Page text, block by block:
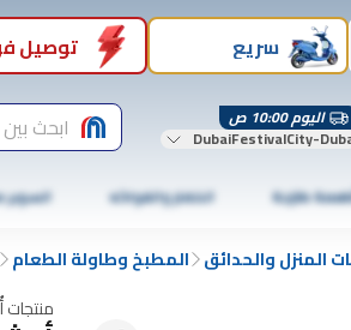
سريع توصيل
اليوم 10:00 ص
DubaiFestivalCity- ابحث
طازجة الخضار والفواكه
المنزل والحدائق المطبخ وطاولة الطعام